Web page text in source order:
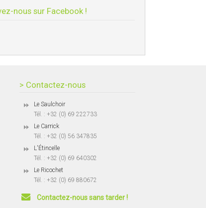
nous sur Facebook !
> Contactez-nous
Le Saulchoir
Tél. : +32 (0) 69 222733
Le Carrick
Tél. : +32 (0) 56 347835
L'Étincelle
Tél. : +32 (0) 69 640302
Le Ricochet
Tél. : +32 (0) 69 880672
Contactez-nous sans tarder !